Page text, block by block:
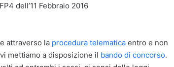
dell’11 Febbraio 2016
attraverso la procedura telematica entro e non
mettiamo a disposizione il bando di concorso.